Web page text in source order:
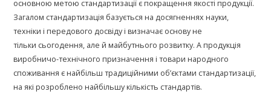
основною метою стандартизації є покращення якості продукції.
Загалом стандартизація базується на досягненнях науки,
техніки і передового досвіду і визначає основу не
тільки сьогодення, але й майбутнього розвитку. А продукція
виробничо-технічного призначення і товари народного
споживання є найбільш традиційними об’єктами стандартизації,
на які розроблено найбільшу кількість стандартів.